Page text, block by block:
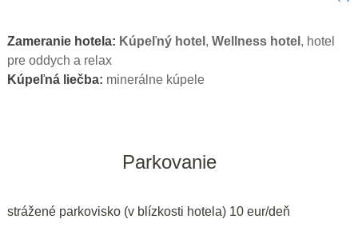
Zameranie hotela: Kúpeľný hotel , Wellness hotel , hotel
pre oddych a relax
Kúpeľná liečba: minerálne kúpele
Parkovanie
strážené parkovisko (v blízkosti hotela) 10 eur/deň